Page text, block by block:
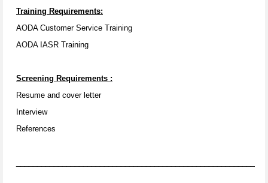
Training Requirements:
AODA Customer Service Training
AODA IASR Training
Screening Requirements :
Resume and cover letter
Interview
References